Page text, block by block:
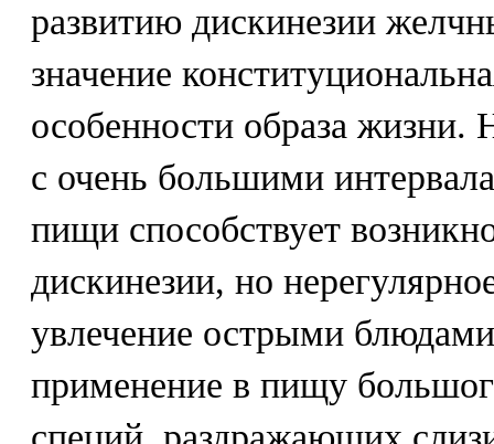
развитию дискинезии
значение
особенности образа жизни.
с очень большими
пищи способствует
дискинезии, но
увлечение острыми
применение в пищу